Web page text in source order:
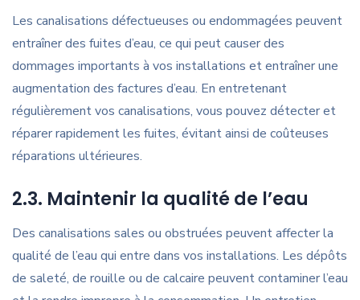
Les canalisations défectueuses ou endommagées peuvent
entraîner des fuites d’eau, ce qui peut causer des
dommages importants à vos installations et entraîner une
augmentation des factures d’eau. En entretenant
régulièrement vos canalisations, vous pouvez détecter et
réparer rapidement les fuites, évitant ainsi de coûteuses
réparations ultérieures.
2.3. Maintenir la qualité de l’eau
Des canalisations sales ou obstruées peuvent affecter la
qualité de l’eau qui entre dans vos installations. Les dépôts
de saleté, de rouille ou de calcaire peuvent contaminer l’eau